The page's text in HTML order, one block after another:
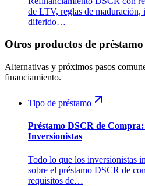
de LTV, reglas de
diferido…
Otros productos de
Alternativas y próximos pasos
financiamiento.
Tipo de préstamo
Préstamo DSCR de
Inversionistas
Todo lo que los inversionistas
sobre el préstamo DSCR de
requisitos de…